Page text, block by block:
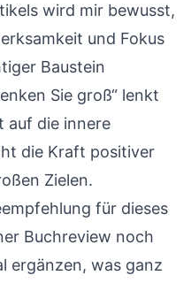
wird mir bewusst,
und Fokus
Baustein
Sie groß“ lenkt
auf die innere
die Kraft positiver
Zielen.
für dieses
Buchreview noch
ergänzen, was ganz